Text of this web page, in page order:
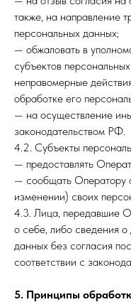
также, на направление
персональных данных;
— обжаловать в
субъектов
неправомерные
обработке его
— на осуществление
законодательством РФ.
4.2. Субъекты
— предоставлять
— сообщать Оператору
изменении) своих
4.3. Лица, передавшие
о себе, либо сведения
данных без согласия
соответствии с
5. Принципы